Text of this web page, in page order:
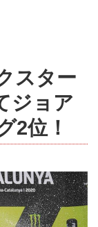
スター
ジョア
2位！